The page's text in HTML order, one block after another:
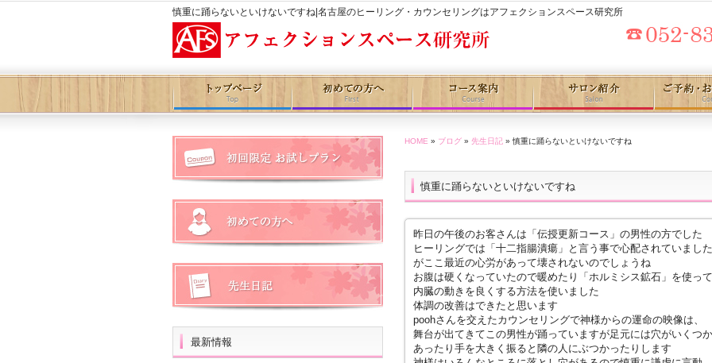
慎重に踊らないといけないですね|名古屋のヒーリング・カウンセリングはアフェクションスペース研究所
HOME » ブログ » 先生日記 » 慎重に踊らないといけないですね
慎重に踊らないといけないですね
昨日の午後のお客さんは「伝授更新コース」の男性の方でした
ヒーリングでは「十二指腸潰瘍」と言う事で心配されていました
がここ最近の心労があって壊されないのでしょうね
お腹は硬くなっていたので暖めたり「ホルミシス鉱石」を使って
内臓の動きを良くする方法を使いました
体調の改善はできたと思います
poohさんを交えたカウンセリングで神様からの運命の映像は、
舞台が出てきてこの男性が踊っていますが足元には穴がいくつか
あったり手を大きく振ると隣の人にぶつかったりします
最新情報